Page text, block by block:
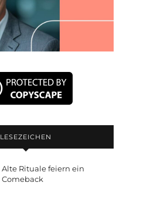
LESEZEICHEN
Alte Rituale feiern ein
Comeback